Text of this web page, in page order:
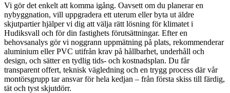
Vi gör det enkelt att komma igång. Oavsett om du planerar en
nybyggnation, vill uppgradera ett uterum eller byta ut äldre
skjutpartier hjälper vi dig att välja rätt lösning för klimatet i
Hudiksvall och för din fastighets förutsättningar. Efter en
behovsanalys gör vi noggrann uppmätning på plats, rekommenderar
aluminium eller PVC utifrån krav på hållbarhet, underhåll och
design, och sätter en tydlig tids- och kostnadsplan. Du får
transparent offert, teknisk vägledning och en trygg process där vår
montörsgrupp tar ansvar för hela kedjan – från första skiss till färdig,
tät och tyst skjutdörr.